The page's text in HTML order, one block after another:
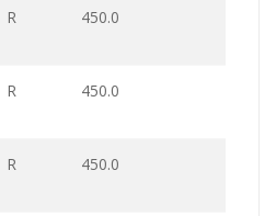
R 450.0
R 450.0
R 450.0